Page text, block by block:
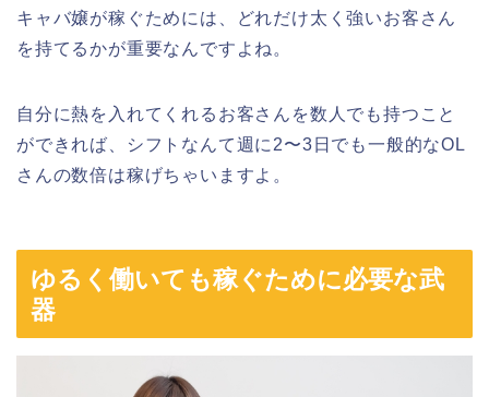
キャバ嬢が稼ぐためには、どれだけ太く強いお客さん
を持てるかが重要なんですよね。
自分に熱を入れてくれるお客さんを数人でも持つこと
ができれば、シフトなんて週に2〜3日でも一般的なOL
さんの数倍は稼げちゃいますよ。
ゆるく働いても稼ぐために必要な武
器